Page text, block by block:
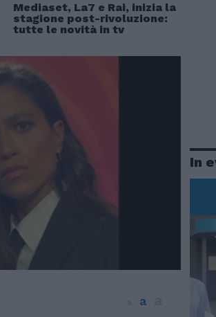
Mediaset, La7 e Rai, inizia la
stagione post-rivoluzione:
tutte le novità in tv
a
In